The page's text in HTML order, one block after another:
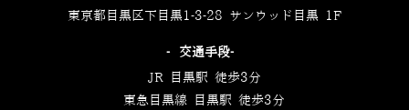
東京都目黒区下目黒1-3-28 サンウッド目黒 1F
‐交通手段‐
JR 目黒駅 徒歩3分
東急目黒線 目黒駅 徒歩3分